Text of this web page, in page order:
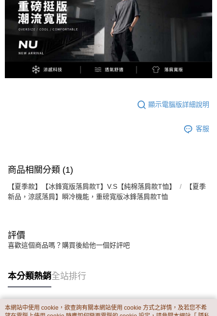
顯示電腦版詳細說明
客服
商品相關分類 (1)
【夏季款】【冰鋒寬版落肩款T】V.S【純棉落肩款T恤】
【夏季
新品，涼感落肩】瞬冷機能，重磅寬版冰鋒落肩款T恤
評價
喜歡這個商品嗎？購買後給他一個好評吧
本分類熱銷全站排行
熱門標籤
本網站中使用 cookie，欲查詢有關本網站使用 cookie 方式之詳情，及若您不希